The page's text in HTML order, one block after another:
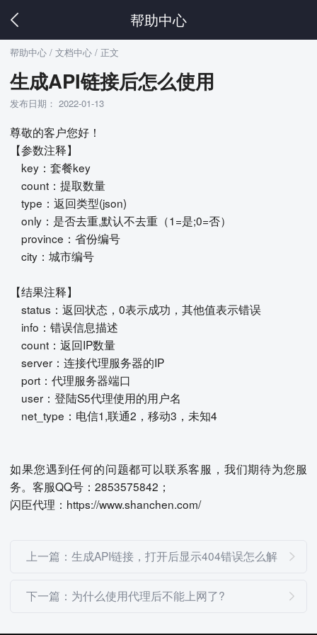
帮助中心
帮助中心 / 文档中心 / 正文
生成API链接后怎么使用
发布日期： 2022-01-13
尊敬的客户您好！
【参数注释】
key：套餐key
count：提取数量
type：返回类型(json)
only：是否去重,默认不去重（1=是;0=否）
province：省份编号
city：城市编号
【结果注释】
status：返回状态，0表示成功，其他值表示错误
info：错误信息描述
count：返回IP数量
server：连接代理服务器的IP
port：代理服务器端口
user：登陆S5代理使用的用户名
net_type：电信1,联通2，移动3，未知4
如果您遇到任何的问题都可以联系客服，我们期待为您服
务。客服QQ号：2853575842；
闪臣代理：https://www.shanchen.com/
上一篇：生成API链接，打开后显示404错误怎么解
下一篇：为什么使用代理后不能上网了?